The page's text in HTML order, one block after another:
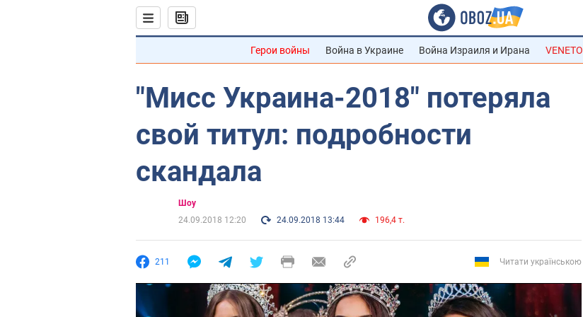
Герои войны Война в Украине Война Израиля и Ирана VENETO
"Мисс Украина-2018" потеряла
свой титул: подробности
скандала
Шоу
24.09.2018 12:20
24.09.2018 13:44 196,4 т.
211 Читати українською